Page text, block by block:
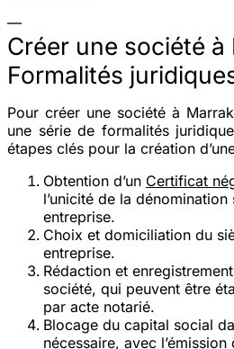
—
Créer une société à
Formalités
Pour créer une société à
une série de formalités
étapes clés pour la création
Obtention d’un Certificat
l’unicité de la
entreprise.
Choix et domiciliation du
entreprise.
Rédaction et
société, qui peuvent être
par acte notarié.
Blocage du capital social
nécessaire, avec l’émission